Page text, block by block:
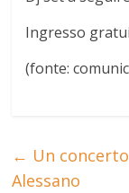
Ingresso
(fonte:
← Un
Alessano